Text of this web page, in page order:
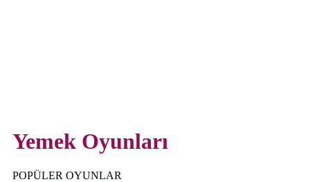
Yemek Oyunları
POPÜLER OYUNLAR